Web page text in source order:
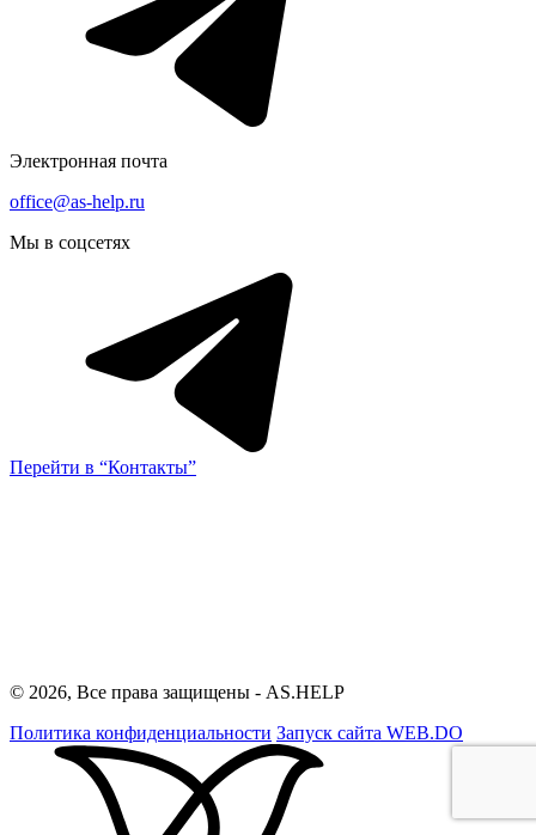
Электронная почта
office@as-help.ru
Мы в соцсетях
Перейти в “Контакты”
© 2026, Все права защищены - AS.HELP
Политика конфиденциальности Запуск сайта WEB.DO